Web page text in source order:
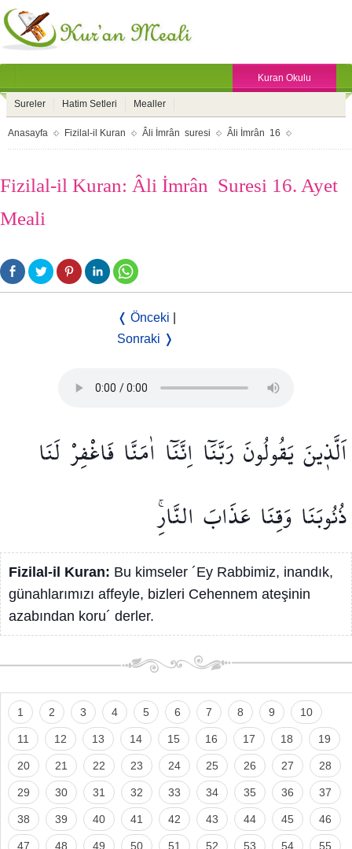
Kuran Okulu
Sureler Hatim Setleri Mealler
Anasayfa Fizilal-il Kuran Âli İmrân suresi Âli İmrân 16
Fizilal-il Kuran: Âli İmrân Suresi 16. Ayet
Meali
❬ Önceki
Sonraki ❭
اَلَّذ۪ينَيَقُولُونَ رَبَّنَٓا اِنَّنَٓا اٰمَنَّا فَاغْفِرْلَنَا
ذُنُوبَنَا وَقِنَا عَذَابَ النَّارِۚ
Fizilal-il Kuran: Bu kimseler ´Ey Rabbimiz, inandık,
günahlarımızı affeyle, bizleri Cehennem ateşinin
azabından koru´ derler.
1 2 3 4 5 6 7 8 9 10
11 12 13 14 15 16 17 18 19
20 21 22 23 24 25 26 27 28
29 30 31 32 33 34 35 36 37
38 39 40 41 42 43 44 45 46
47 48 49 50 51 52 53 54 55